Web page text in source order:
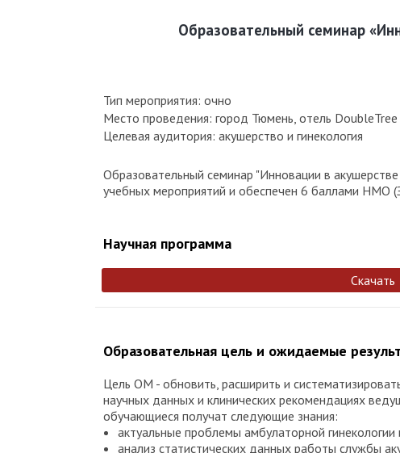
Образовательный семинар
Тип мероприятия: очно
Место проведения: город Тюмень, отель
Целевая аудитория: акушерство и гинекология
Образовательный семинар "Инновации в
учебных мероприятий и обеспечен 6 баллами НМО
Научная программа
Скачать
Образовательная цель и ожидаемые
Цель ОМ - обновить, расширить и
научных данных и клинических рекомендациях
обучающиеся получат следующие знания:
актуальные проблемы амбулаторной гинекологии
анализ статистических данных работы службы